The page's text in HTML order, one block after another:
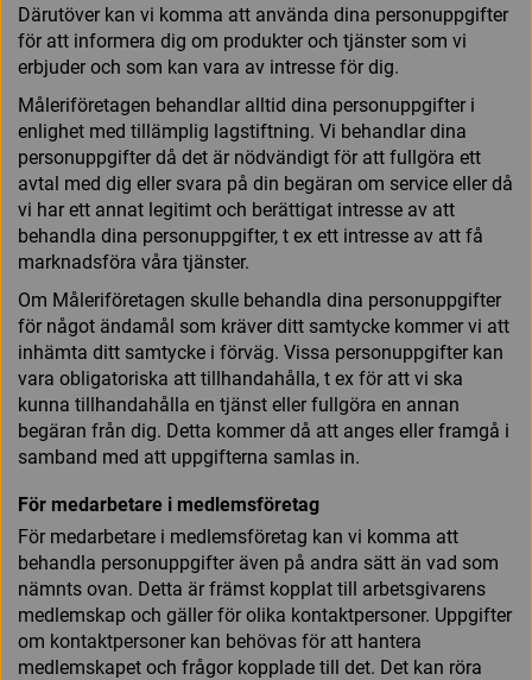
Därutöver kan vi komma att använda dina personuppgifter
för att informera dig om produkter och tjänster som vi
erbjuder och som kan vara av intresse för dig.
Måleriföretagen behandlar alltid dina personuppgifter i
enlighet med tillämplig lagstiftning. Vi behandlar dina
personuppgifter då det är nödvändigt för att fullgöra ett
avtal med dig eller svara på din begäran om service eller då
vi har ett annat legitimt och berättigat intresse av att
behandla dina personuppgifter, t ex ett intresse av att få
marknadsföra våra tjänster.
Om Måleriföretagen skulle behandla dina personuppgifter
för något ändamål som kräver ditt samtycke kommer vi att
inhämta ditt samtycke i förväg. Vissa personuppgifter kan
vara obligatoriska att tillhandahålla, t ex för att vi ska
kunna tillhandahålla en tjänst eller fullgöra en annan
begäran från dig. Detta kommer då att anges eller framgå i
samband med att uppgifterna samlas in.
För medarbetare i medlemsföretag
För medarbetare i medlemsföretag kan vi komma att
behandla personuppgifter även på andra sätt än vad som
nämnts ovan. Detta är främst kopplat till arbetsgivarens
medlemskap och gäller för olika kontaktpersoner. Uppgifter
om kontaktpersoner kan behövas för att hantera
medlemskapet och frågor kopplade till det. Det kan röra